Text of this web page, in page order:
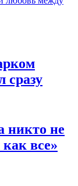
сразу
никто не
все»